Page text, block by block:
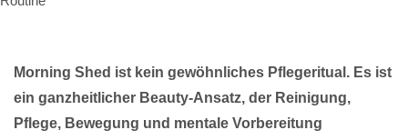
Morning Shed ist kein gewöhnliches Pflegeritual. Es ist
ein ganzheitlicher Beauty-Ansatz, der Reinigung,
Pflege, Bewegung und mentale Vorbereitung